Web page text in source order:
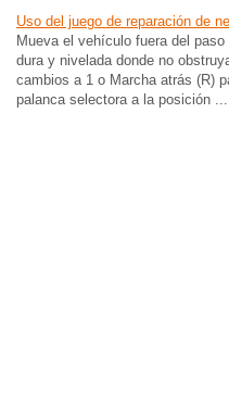
Uso del juego de reparación de
Mueva el vehículo fuera del
dura y nivelada donde no
cambios a 1 o Marcha atrás (R)
palanca selectora a la posición ...